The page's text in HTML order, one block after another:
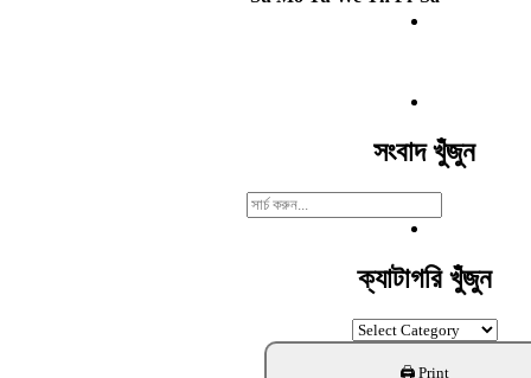
সংবাদ খুঁজুন
Search
For:
ক্যাটাগরি খুঁজুন
ক্যাটাগরি
খুঁজুন